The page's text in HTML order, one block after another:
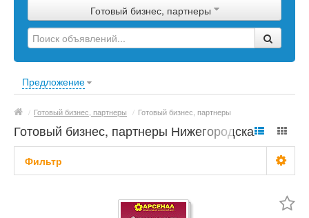
Изделия
Оборудование
Готовый бизнес, партнеры
Предложение
/ Готовый бизнес, партнеры / Готовый бизнес, партнеры
Готовый бизнес, партнеры Нижегородская
область
Фильтр